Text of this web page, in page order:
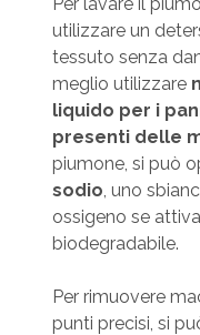
Per lavare il
utilizzare un
tessuto senza
meglio utilizzare
liquido per i
presenti delle
piumone, si può
sodio, uno
ossigeno se
biodegradabile.
Per rimuovere
punti precisi, si